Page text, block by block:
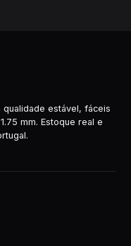
qualidade estável, fáceis
mm. Estoque real e